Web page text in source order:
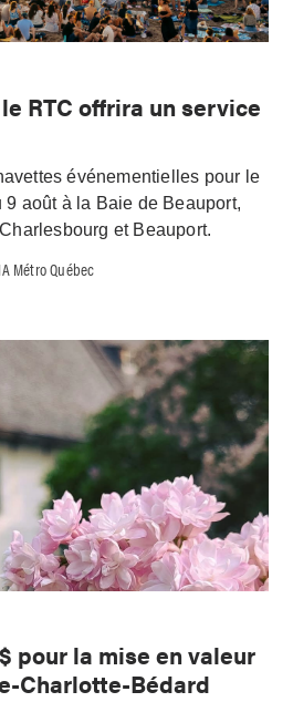
RTC offrira un service
événementielles pour le
août à la Baie de Beauport,
et Beauport.
Métro Québec
pour la mise en valeur
Charlotte-Bédard